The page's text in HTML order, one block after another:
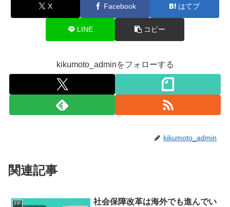
X Facebook はてブ
LINE コピー
kikumoto_adminをフォローする
kikumoto_admin
関連記事
FP
社会保障改革は海外でも進んでい